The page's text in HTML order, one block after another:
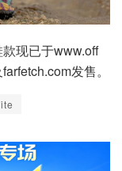
现已于www.off
发售。